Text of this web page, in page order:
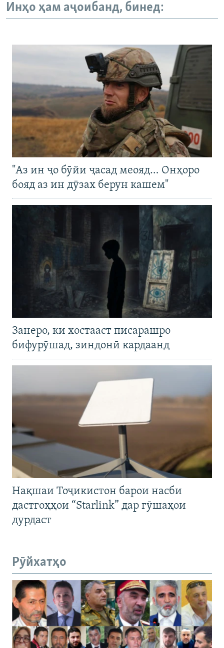
Инҳо ҳам аҷоибанд, бинед:
"Аз ин ҷо бӯйи ҷасад меояд… Онҳоро
бояд аз ин дӯзах берун кашем"
Занеро, ки хостааст писарашро
бифурӯшад, зиндонӣ кардаанд
Нақшаи Тоҷикистон барои насби
дастгоҳҳои “Starlink” дар гӯшаҳои
дурдаст
Рӯйхатҳо